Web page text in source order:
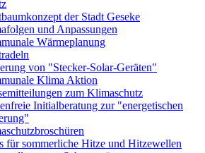
der Stadt Geseke
und Anpassungen
Wärmeplanung
von "Stecker-Solar-Geräten"
Klima Aktion
zum Klimaschutz
Initialberatung zur "energetischen
für sommerliche Hitze und Hitzewellen